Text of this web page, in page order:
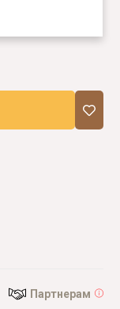
Партнерам